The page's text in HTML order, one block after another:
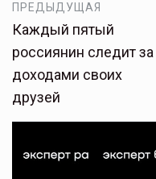
ПРЕДЫДУЩАЯ
Каждый пятый
россиянин следит за
доходами своих
друзей